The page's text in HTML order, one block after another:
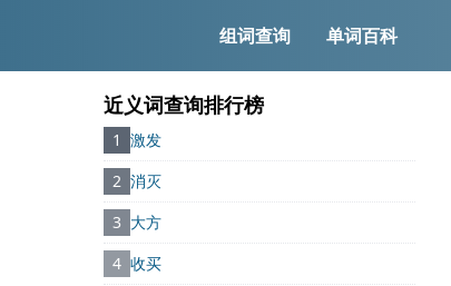
组词查询 单词百科
近义词查询排行榜
1 激发
2 消灭
3 大方
4 收买